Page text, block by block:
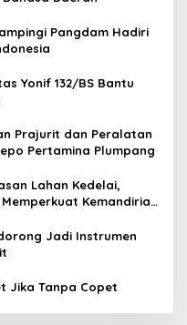
Pangdam Hadiri
Yonif 132/BS Bantu
Prajurit dan Peralatan
Pertamina Plumpang
Lahan Kedelai,
Kemandirian
Jadi Instrumen
Jika Tanpa Copet